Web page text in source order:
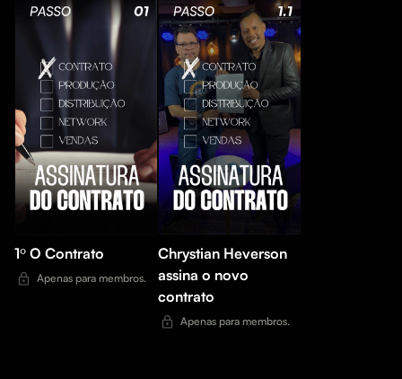
1º O Contrato
Apenas para membros.
Chrystian Heverson
assina o novo
contrato
Apenas para membros.